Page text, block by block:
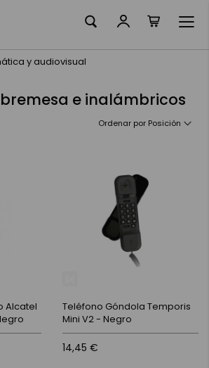
y audiovisual
e inalámbricos
Ordenar por
Alcatel
Teléfono Góndola Temporis
Mini V2 - Negro
14,45 €